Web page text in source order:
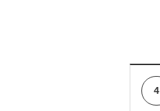
4